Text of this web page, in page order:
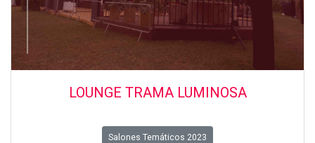
LOUNGE TRAMA LUMINOSA
Salones Temáticos 2023